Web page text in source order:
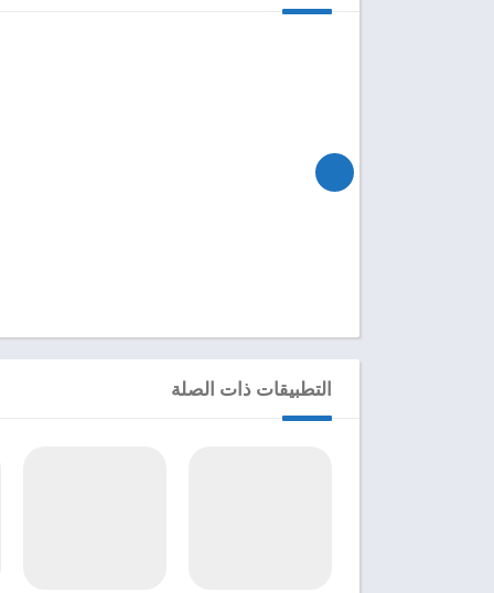
التطبيقات ذات الصلة